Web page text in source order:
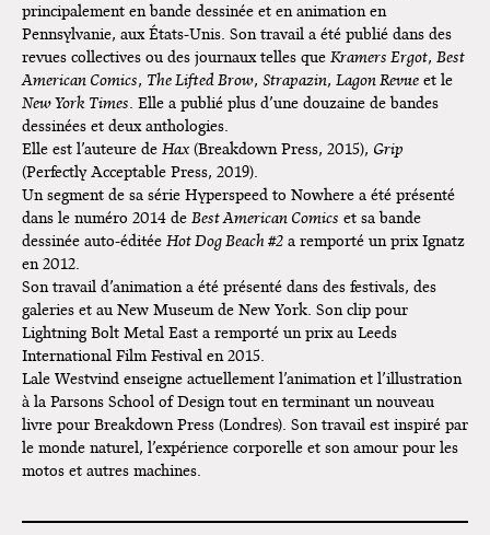
principalement en bande dessinée et en animation en
Pennsylvanie, aux États-Unis. Son travail a été publié dans des
revues collectives ou des journaux telles que Kramers Ergot, Best
American Comics, The Lifted Brow, Strapazin, Lagon Revue et le
New York Times. Elle a publié plus d’une douzaine de bandes
dessinées et deux anthologies.
Elle est l’auteure de Hax (Breakdown Press, 2015), Grip
(Perfectly Acceptable Press, 2019).
Un segment de sa série Hyperspeed to Nowhere a été présenté
dans le numéro 2014 de Best American Comics et sa bande
dessinée auto-éditée Hot Dog Beach #2 a remporté un prix Ignatz
en 2012.
Son travail d’animation a été présenté dans des festivals, des
galeries et au New Museum de New York. Son clip pour
Lightning Bolt Metal East a remporté un prix au Leeds
International Film Festival en 2015.
Lale Westvind enseigne actuellement l’animation et l’illustration
à la Parsons School of Design tout en terminant un nouveau
livre pour Breakdown Press (Londres). Son travail est inspiré par
le monde naturel, l’expérience corporelle et son amour pour les
motos et autres machines.